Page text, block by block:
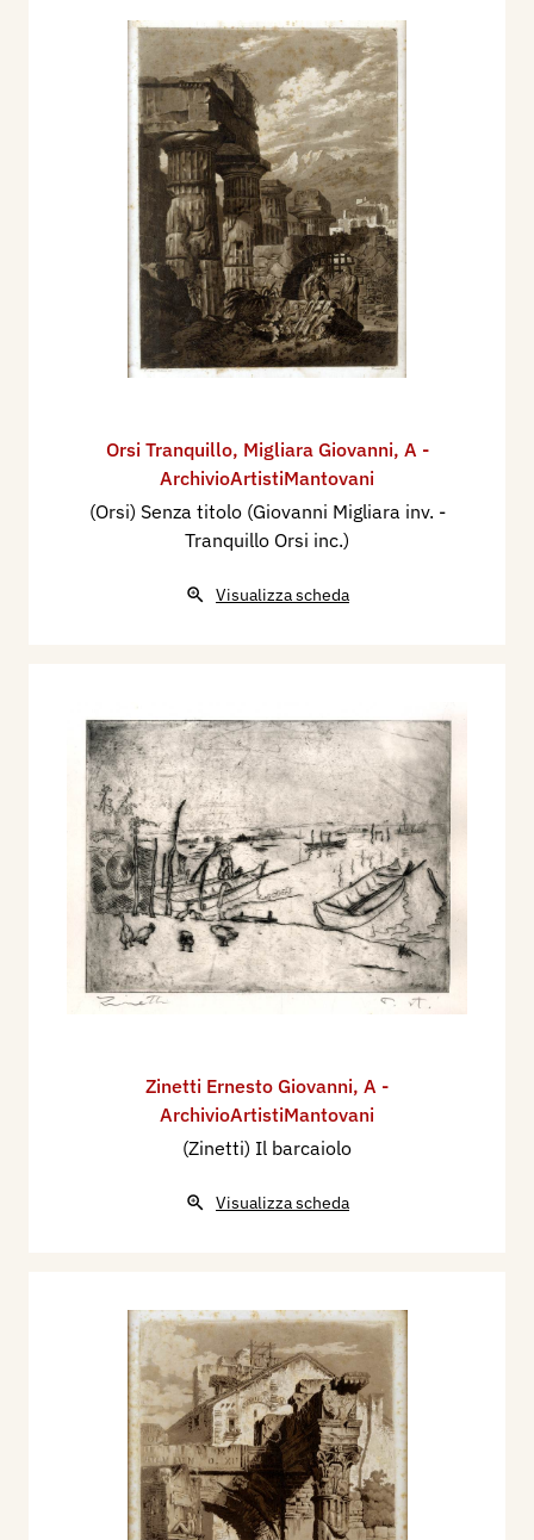
Orsi Tranquillo, Migliara Giovanni, A -
ArchivioArtistiMantovani
(Orsi) Senza titolo (Giovanni Migliara inv. -
Tranquillo Orsi inc.)
Visualizza scheda
Zinetti Ernesto Giovanni, A -
ArchivioArtistiMantovani
(Zinetti) Il barcaiolo
Visualizza scheda